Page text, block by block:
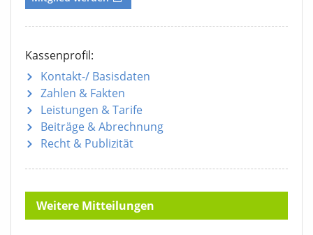
Kassenprofil:
Kontakt-/ Basisdaten
Zahlen & Fakten
Leistungen & Tarife
Beiträge & Abrechnung
Recht & Publizität
Weitere Mitteilungen